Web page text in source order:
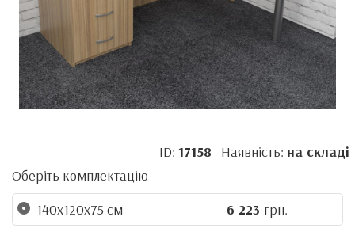
ID: 17158 Наявність: на складі
Оберіть комплектацію
140х120х75 см
6 223 грн.